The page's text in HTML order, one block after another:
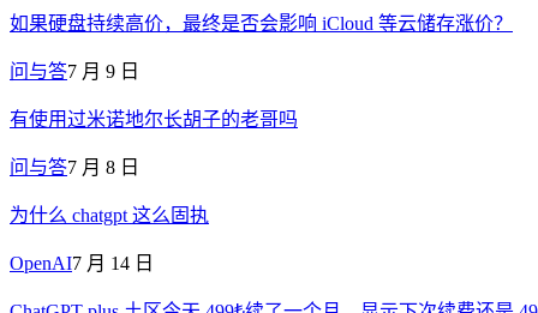
如果硬盘持续高价，最终是否会影响 iCloud 等云储存涨价？
问与答7 月 9 日
有使用过米诺地尔长胡子的老哥吗
问与答7 月 8 日
为什么 chatgpt 这么固执
OpenAI7 月 14 日